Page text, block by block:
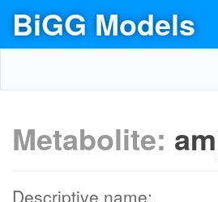
BiGG Models
Metabolite:
Descriptive name: